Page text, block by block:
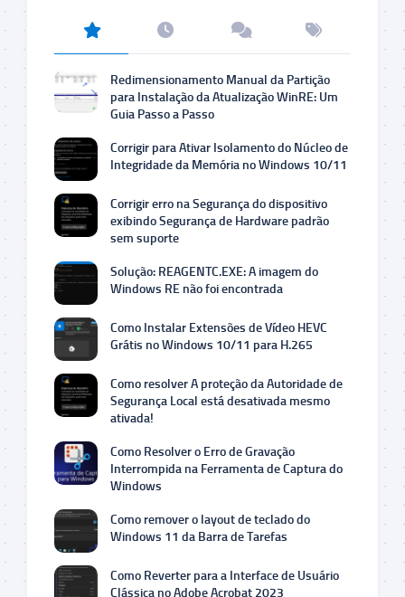
Redimensionamento Manual da Partição
para Instalação da Atualização WinRE: Um
Guia Passo a Passo
Corrigir para Ativar Isolamento do Núcleo de
Integridade da Memória no Windows 10/11
Corrigir erro na Segurança do dispositivo
exibindo Segurança de Hardware padrão
sem suporte
Solução: REAGENTC.EXE: A imagem do
Windows RE não foi encontrada
Como Instalar Extensões de Vídeo HEVC
Grátis no Windows 10/11 para H.265
Como resolver A proteção da Autoridade de
Segurança Local está desativada mesmo
ativada!
Como Resolver o Erro de Gravação
Interrompida na Ferramenta de Captura do
Windows
Como remover o layout de teclado do
Windows 11 da Barra de Tarefas
Como Reverter para a Interface de Usuário
Clássica no Adobe Acrobat 2023